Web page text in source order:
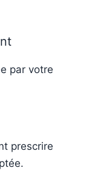
par votre
prescrire